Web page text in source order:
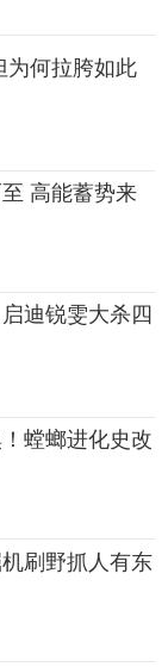
为何拉胯如此
高能蓄势来
迪锐雯大杀四
螳螂进化史改
刷野抓人有东